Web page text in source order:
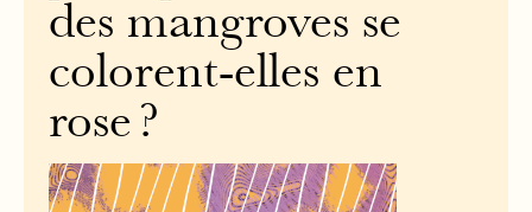
des mangroves se
colorent-elles en
rose ?